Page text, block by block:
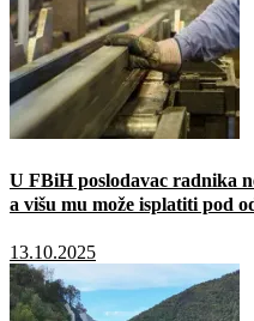
U FBiH poslodavac radnika
a višu mu može isplatiti pod
13.10.2025